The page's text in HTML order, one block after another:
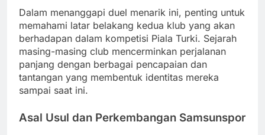
Dalam menanggapi duel menarik ini, penting untuk
memahami latar belakang kedua klub yang akan
berhadapan dalam kompetisi Piala Turki. Sejarah
masing-masing club mencerminkan perjalanan
panjang dengan berbagai pencapaian dan
tantangan yang membentuk identitas mereka
sampai saat ini.
Asal Usul dan Perkembangan Samsunspor